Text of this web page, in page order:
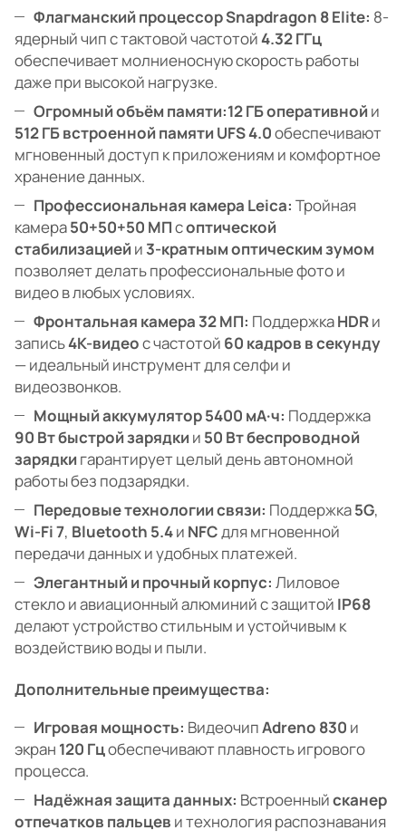
Флагманский процессор Snapdragon 8 Elite: 8-
ядерный чип с тактовой частотой4.32 ГГц
обеспечивает молниеносную скорость работы
даже при высокой нагрузке.
Огромный объём памяти:12 ГБ оперативнойи
512 ГБ встроенной памяти UFS 4.0обеспечивают
мгновенный доступ к приложениям и комфортное
хранение данных.
Профессиональная камера Leica: Тройная
камера50+50+50 МПсоптической
стабилизациейи 3-кратным оптическим зумом
позволяет делать профессиональные фото и
видео в любых условиях.
Фронтальная камера 32 МП: ПоддержкаHDRи
запись4K-видеос частотой 60 кадров в секунду
— идеальный инструмент для селфи и
видеозвонков.
Мощный аккумулятор 5400 мА·ч: Поддержка
90 Вт быстрой зарядкии 50 Вт беспроводной
зарядкигарантирует целый день автономной
работы без подзарядки.
Передовые технологии связи: Поддержка5G,
Wi-Fi 7, Bluetooth 5.4и NFCдля мгновенной
передачи данных и удобных платежей.
Элегантный и прочный корпус: Лиловое
стекло и авиационный алюминий с защитой IP68
делают устройство стильным и устойчивым к
воздействию воды и пыли.
Дополнительные преимущества:
Игровая мощность: ВидеочипAdreno 830 и
экран 120 Гцобеспечивают плавность игрового
процесса.
Надёжная защита данных: Встроенныйсканер
отпечатков пальцев и технология распознавания